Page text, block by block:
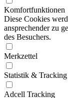
Komfortfunktionen
Diese Cookies
ansprechender zu
des Besuchers.
Merkzettel
Statistik & Tracking
Adcell Tracking